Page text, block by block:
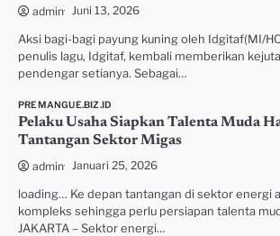
admin Juni 13, 2026
Aksi bagi-bagi payung kuning oleh Idgitaf(MI/
penulis lagu, Idgitaf, kembali memberikan
pendengar setianya. Sebagai…
PREMANGUE.BIZ.ID
Pelaku Usaha Siapkan Talenta Muda
Tantangan Sektor Migas
admin Januari 25, 2026
loading… Ke depan tantangan di sektor energi
kompleks sehingga perlu persiapan talenta
JAKARTA – Sektor energi…